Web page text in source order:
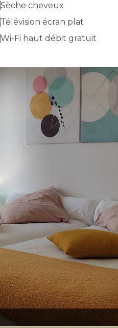
Sèche cheveux
Télévision écran plat
Wi-Fi haut débit gratuit